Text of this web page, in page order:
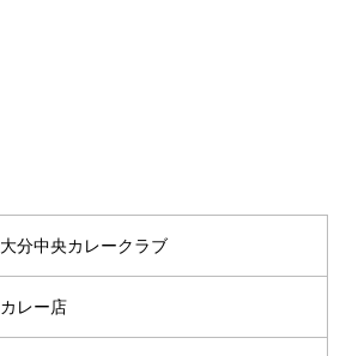
大分中央カレークラブ
カレー店